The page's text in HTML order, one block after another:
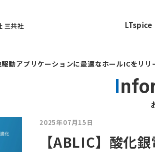
三共社 LTspice
駆動アプリケーションに最適なホールICをリリ
2025年07月15日
【ABLIC】酸化